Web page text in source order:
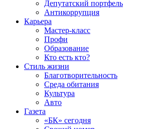
Депутатский портфель
Антикоррупция
Карьера
Мастер-класс
Профи
Образование
Кто есть кто?
Стиль жизни
Благотворительность
Среда обитания
Культура
Авто
Газета
«БК» сегодня